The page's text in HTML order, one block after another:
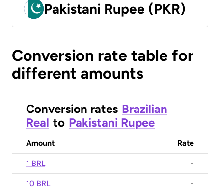
Pakistani Rupee (PKR)
Conversion rate table for
different amounts
Conversion rates Brazilian
Real to Pakistani Rupee
Amount Rate
1 BRL -
10 BRL -